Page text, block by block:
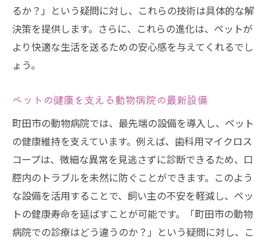
るか？」という疑問に対し、これらの技術は具体的な解
決策を提供します。さらに、これらの進化は、ペットが
より快適な生活を送るための安心感を与えてくれるでし
ょう。
ペットの健康を支える動物病院の最新設備
町田市の動物病院では、最先端の設備を導入し、ペット
の健康維持を支えています。例えば、歯科用マイクロス
コープは、微細な異常を見逃さずに診断できるため、口
腔内のトラブルを未然に防ぐことができます。このよう
な設備を活用することで、飼い主の不安を軽減し、ペッ
トの健康寿命を延ばすことが可能です。「町田市の動物
病院での診療はどう違うのか？」という疑問に対し、こ